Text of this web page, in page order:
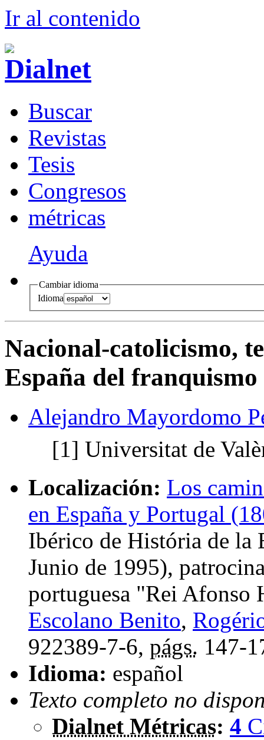
Ir al contenido
Buscar
Revistas
Tesis
Congresos
métricas
Ayuda
Cambiar idioma
Idioma
Nacional-catolicismo,
España del franquismo
Alejandro Mayordomo
[1] Universitat de
Localización: Los
en España y Portugal
Ibérico de História de la
Junio de 1995),
portuguesa "Rei Afonso
Escolano Benito,
922389-7-6, págs. 147-
Idioma: español
Texto completo no
Dialnet Métricas: 4